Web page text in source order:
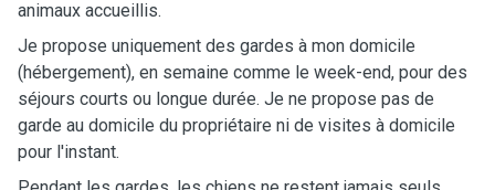
animaux accueillis.
Je propose uniquement des gardes à mon domicile
(hébergement), en semaine comme le week-end, pour des
séjours courts ou longue durée. Je ne propose pas de
garde au domicile du propriétaire ni de visites à domicile
pour l'instant.